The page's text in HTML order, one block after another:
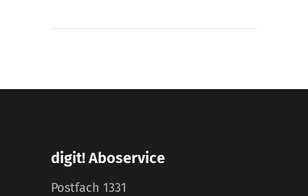
digit! Aboservice
Postfach 1331